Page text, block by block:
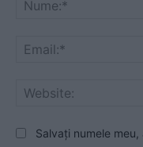
Salvați numele